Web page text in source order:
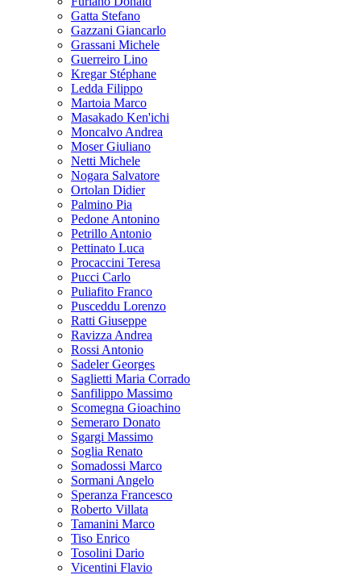
Gatta Stefano
Gazzani Giancarlo
Grassani Michele
Guerreiro Lino
Kregar Stéphane
Ledda Filippo
Martoia Marco
Masakado Ken'ichi
Moncalvo Andrea
Moser Giuliano
Netti Michele
Nogara Salvatore
Ortolan Didier
Palmino Pia
Pedone Antonino
Petrillo Antonio
Pettinato Luca
Procaccini Teresa
Pucci Carlo
Puliafito Franco
Pusceddu Lorenzo
Ratti Giuseppe
Ravizza Andrea
Rossi Antonio
Sadeler Georges
Saglietti Maria Corrado
Sanfilippo Massimo
Scomegna Gioachino
Semeraro Donato
Sgargi Massimo
Soglia Renato
Somadossi Marco
Sormani Angelo
Speranza Francesco
Roberto Villata
Tamanini Marco
Tiso Enrico
Tosolini Dario
Vicentini Flavio